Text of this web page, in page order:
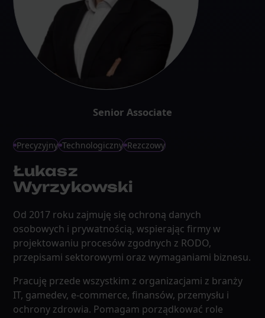
Senior Associate
Precyzyjny Technologiczny Rezczowy
Łukasz
Wyrzykowski
Od 2017 roku zajmuję się ochroną danych
osobowych i prywatnością, wspierając firmy w
projektowaniu procesów zgodnych z RODO,
przepisami sektorowymi oraz wymaganiami biznesu.
Pracuję przede wszystkim z organizacjami z branży
IT, gamedev, e-commerce, finansów, przemysłu i
ochrony zdrowia. Pomagam porządkować role